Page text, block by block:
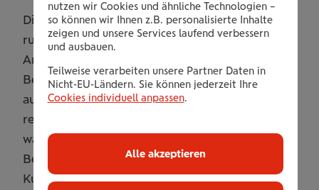
Die neue Seekirchner Geschäftsstelle bietet auf
rund 150 Quadratmetern modern ausgestattete
Arbeitsplätze und Räume, die ganz auf die
Bedürfnisse von Kunden und Mitarbeitern
ausgerichtet sind. Mit dem neuen Standort
reagiert die Wiener Städtische auf die
wachsende Nachfrage nach persönlicher
Beratung und Servicequalität in der Region.
Kunden profitieren künftig von einem
nutzen wir Cookies und ähnliche Technologien –
so können wir Ihnen z.B. personalisierte Inhalte
zeigen und unsere Services laufend verbessern
und ausbauen.
Teilweise verarbeiten unsere Partner Daten in
Nicht-EU-Ländern. Sie können jederzeit Ihre
Cookies individuell anpassen.
Alle akzeptieren